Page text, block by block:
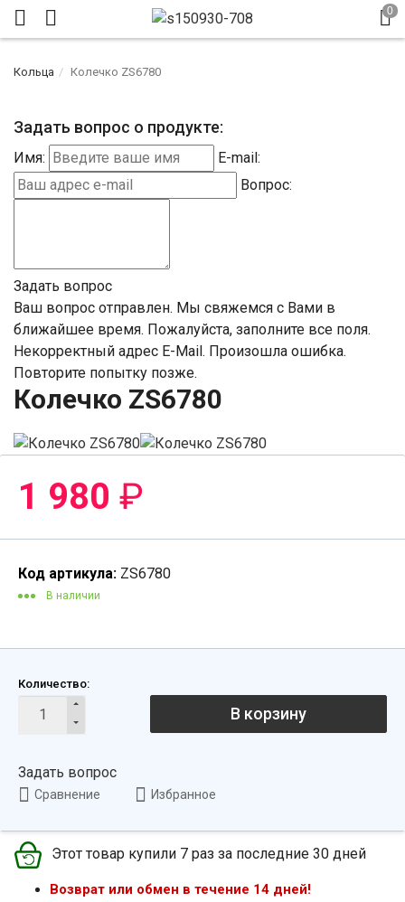
Кольца Колечко ZS6780
Задать вопрос о продукте:
Имя:
E-mail:
Вопрос:
Задать вопрос
Ваш вопрос отправлен. Мы свяжемся с Вами в
ближайшее время. Пожалуйста, заполните все поля.
Некорректный адрес E-Mail. Произошла ошибка.
Повторите попытку позже.
Колечко ZS6780
1 980 ₽
Код артикула: ZS6780
В наличии
Количество:
В корзину
Задать вопрос
Сравнение Избранное
Этот товар купили 7 раз за последние 30 дней
Возврат или обмен в течение 14 дней!